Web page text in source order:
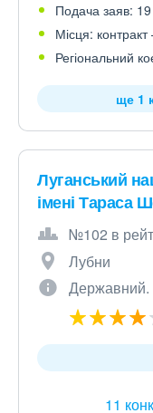
Подача заяв:
Місця:
Регіональний
ще 1
Луганський
імені Тараса
№102 в
Лубни
Державний.
11